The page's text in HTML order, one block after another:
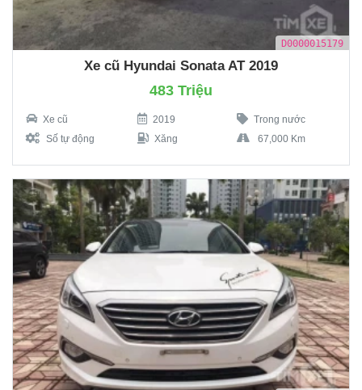
D0000015179
Xe cũ Hyundai Sonata AT 2019
483 Triệu
Xe cũ 2019
Trong nước
Số tự động
Xăng 67,000 Km